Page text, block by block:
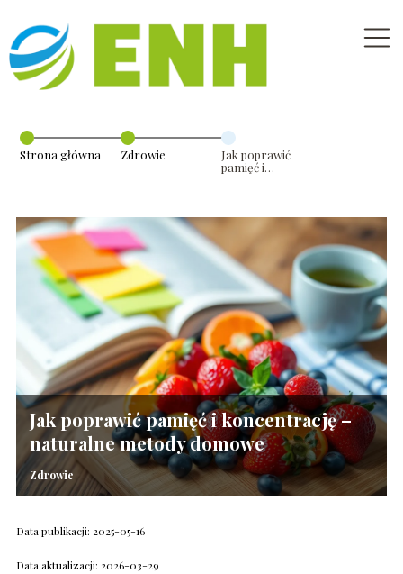
Strona główna Zdrowie
Jak poprawić
pamięć i
domowe
Jak poprawić pamięć i koncentrację –
naturalne metody domowe
Zdrowie
Data publikacji: 2025-05-16
Data aktualizacji: 2026-03-29